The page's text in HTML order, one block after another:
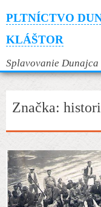
PLTNÍCTVO
KLÁŠTOR
Splavovanie
Značka: